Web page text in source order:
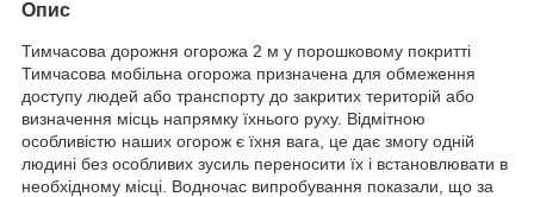
Опис
Тимчасова дорожня огорожа 2 м у порошковому покритті
Тимчасова мобільна огорожа призначена для обмеження
доступу людей або транспорту до закритих територій або
визначення місць напрямку їхнього руху. Відмітною
особливістю наших огорож є їхня вага, це дає змогу одній
людині без особливих зусиль переносити їх і встановлювати в
необхідному місці. Водночас випробування показали, що за